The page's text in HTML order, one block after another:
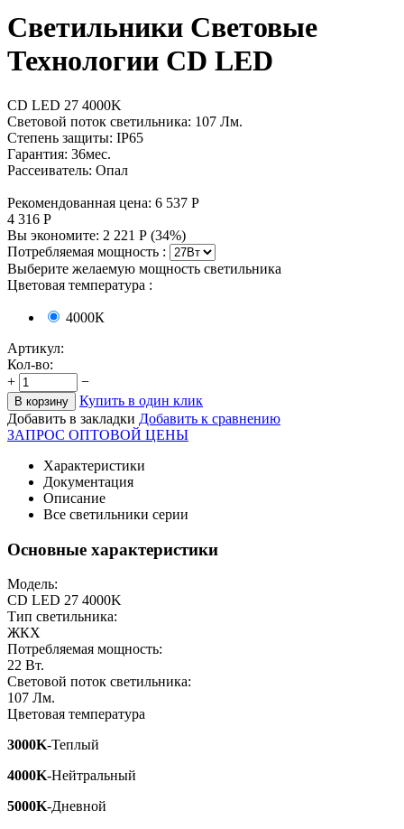
Cветильники Световые
Технологии CD LED
CD LED 27 4000K
Световой поток светильника: 107 Лм.
Степень защиты: IP65
Гарантия: 36мес.
Рассеиватель: Опал
Рекомендованная цена: 6 537 Р
4 316 Р
Вы экономите: 2 221 Р (34%)
Потребляемая мощность :
Выберите желаемую мощность светильника
Цветовая температура :
4000К
Артикул:
Кол-во:
+
−
В корзину
Купить в один клик
Добавить в закладки Добавить к сравнению
ЗАПРОС ОПТОВОЙ ЦЕНЫ
Характеристики
Документация
Описание
Все светильники серии
Основные характеристики
Модель:
CD LED 27 4000K
Тип светильника:
ЖКХ
Потребляемая мощность:
22 Вт.
Световой поток светильника:
107 Лм.
Цветовая температура
3000K-Теплый
4000K-Нейтральный
5000K-Дневной